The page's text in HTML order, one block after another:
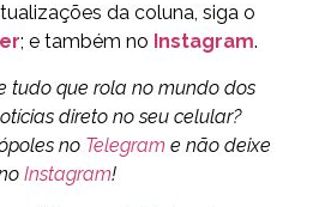
da coluna, siga o
; e também no Instagram.
tudo que rola no mundo dos
direto no seu celular?
no Telegram e não deixe
Instagram!